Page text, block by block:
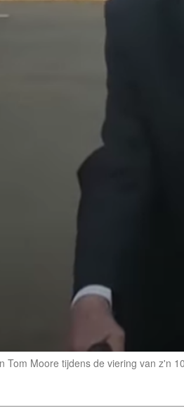
Tom Moore tijdens de viering van z'n